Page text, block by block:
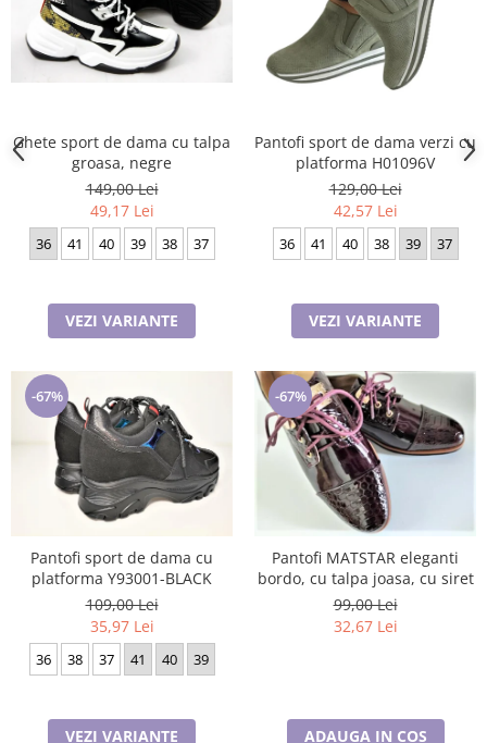
Ghete sport de dama cu talpa
groasa, negre
149,00 Lei
49,17 Lei
36 41 40 39 38 37
VEZI VARIANTE
Pantofi sport de dama verzi cu
platforma H01096V
129,00 Lei
42,57 Lei
36 41 40 38 39 37
VEZI VARIANTE
-67%
Pantofi sport de dama cu
platforma Y93001-BLACK
109,00 Lei
35,97 Lei
36 38 37 41 40 39
VEZI VARIANTE
-67%
Pantofi MATSTAR eleganti
bordo, cu talpa joasa, cu siret
99,00 Lei
32,67 Lei
ADAUGA IN COS